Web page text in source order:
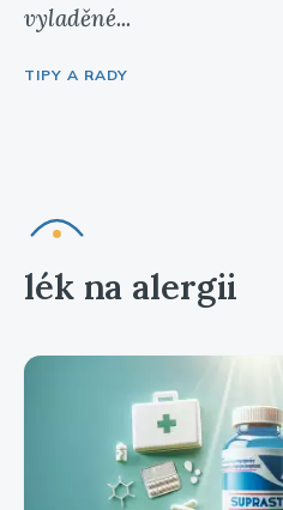
vyladěné...
TIPY A RADY
lék na alergii